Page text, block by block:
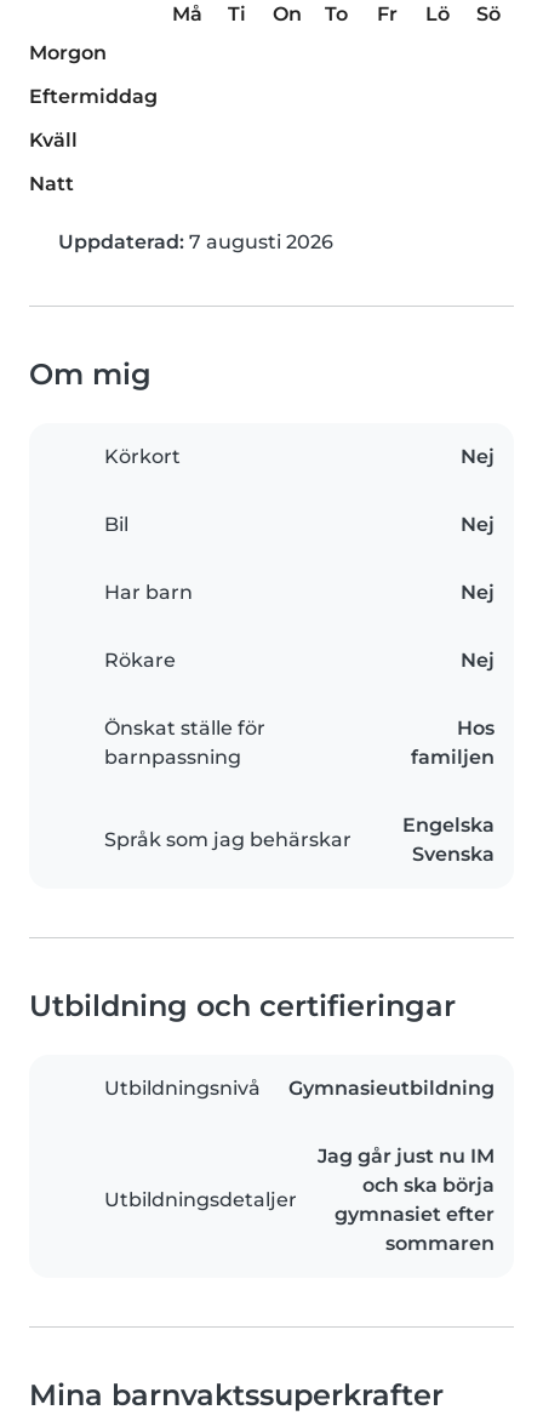
Må Ti On To Fr Lö
Sö
Morgon
Eftermiddag
Kväll
Natt
Uppdaterad: 7 augusti 2026
Om mig
Körkort Nej
Bil Nej
Har barn Nej
Rökare Nej
Önskat ställe för
barnpassning
Hos
familjen
Språk som jag behärskar
Engelska
Svenska
Utbildning och certifieringar
Utbildningsnivå Gymnasieutbildning
Utbildningsdetaljer
Jag går just nu IM
och ska börja
gymnasiet efter
sommaren
Mina barnvaktssuperkrafter